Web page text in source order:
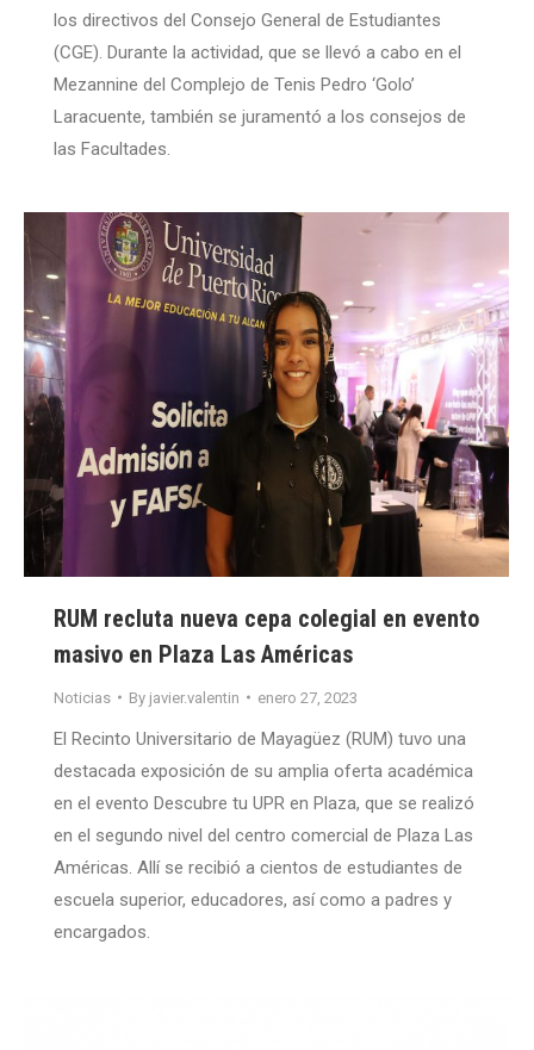
los directivos del Consejo General de Estudiantes
(CGE). Durante la actividad, que se llevó a cabo en el
Mezannine del Complejo de Tenis Pedro ‘Golo’
Laracuente, también se juramentó a los consejos de
las Facultades.
RUM recluta nueva cepa colegial en evento
masivo en Plaza Las Américas
Noticias By javier.valentin enero 27, 2023
El Recinto Universitario de Mayagüez (RUM) tuvo una
destacada exposición de su amplia oferta académica
en el evento Descubre tu UPR en Plaza, que se realizó
en el segundo nivel del centro comercial de Plaza Las
Américas. Allí se recibió a cientos de estudiantes de
escuela superior, educadores, así como a padres y
encargados.